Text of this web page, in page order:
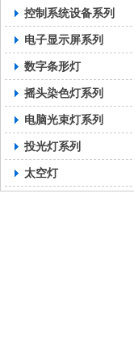
控制系统设备系列
电子显示屏系列
数字条形灯
摇头染色灯系列
电脑光束灯系列
投光灯系列
太空灯